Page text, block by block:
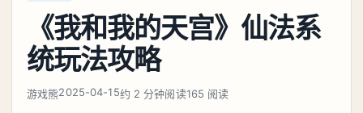
《我和我的天宫》仙法系
统玩法攻略
游戏熊2025-04-15约 2 分钟阅读165 阅读